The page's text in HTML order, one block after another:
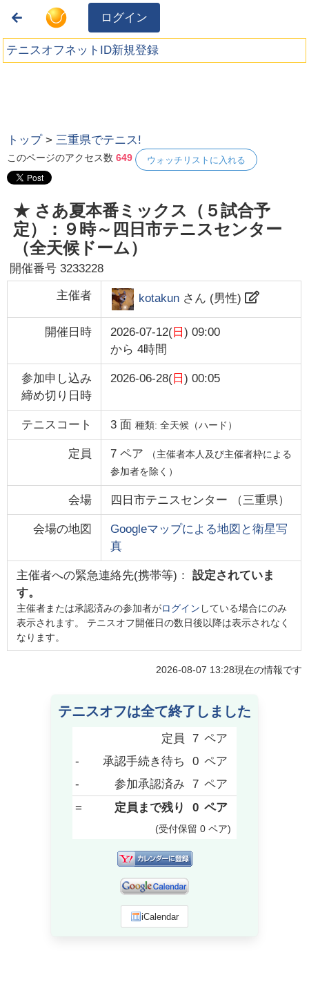
ログイン
テニスオフネットID新規登録
トップ >三重県でテニス!
このページのアクセス数649 ウォッチリストに入れる
★ さあ夏本番ミックス（５試合予
定）：９時～四日市テニスセンター
（全天候ドーム）
開催番号3233228
主催者 kotakunさん (男性)
開催日時 2026-07-12(日 ) 09:00
から 4時間
参加申し込み
締め切り日時
2026-06-28(日 ) 00:05
テニスコート 3面 種類: 全天候（ハード）
定員 7 ペア
（主催者本人及び主催者枠による
参加者を除く）
会場 四日市テニスセンター （三重県）
会場の地図
Googleマップによる地図と衛星写
真
主催者への緊急連絡先(携帯等)： 設定されていま
す。
主催者または承認済みの参加者がログイン している場合にのみ
表示されます。 テニスオフ開催日の数日後以降は表示されなく
なります。
2026-08-07 13:28現在の情報です
テニスオフは全て終了しました
定員 7 ペア
-
承認手続き待ち 0 ペア
-
参加承認済み 7 ペア
=
定員まで残り 0 ペア
(受付保留 0 ペア)
iCalendar